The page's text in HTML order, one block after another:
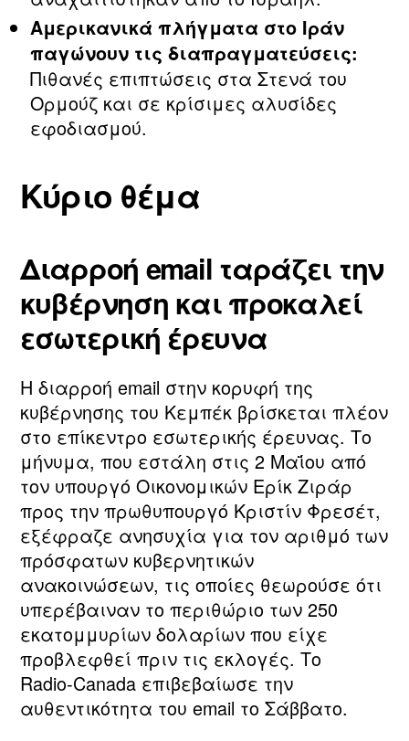
Αμερικανικά πλήγματα στο Ιράν
παγώνουν τις διαπραγματεύσεις:
Πιθανές επιπτώσεις στα Στενά του
Ορμούζ και σε κρίσιμες αλυσίδες
εφοδιασμού.
Κύριο θέμα
Διαρροή email ταράζει την
κυβέρνηση και προκαλεί
εσωτερική έρευνα
Η διαρροή email στην κορυφή της
κυβέρνησης του Κεμπέκ βρίσκεται πλέον
στο επίκεντρο εσωτερικής έρευνας. Το
μήνυμα, που εστάλη στις 2 Μαΐου από
τον υπουργό Οικονομικών Ερίκ Ζιράρ
προς την πρωθυπουργό Κριστίν Φρεσέτ,
εξέφραζε ανησυχία για τον αριθμό των
πρόσφατων κυβερνητικών
ανακοινώσεων, τις οποίες θεωρούσε ότι
υπερέβαιναν το περιθώριο των 250
εκατομμυρίων δολαρίων που είχε
προβλεφθεί πριν τις εκλογές. Το
Radio‑Canada επιβεβαίωσε την
αυθεντικότητα του email το Σάββατο.